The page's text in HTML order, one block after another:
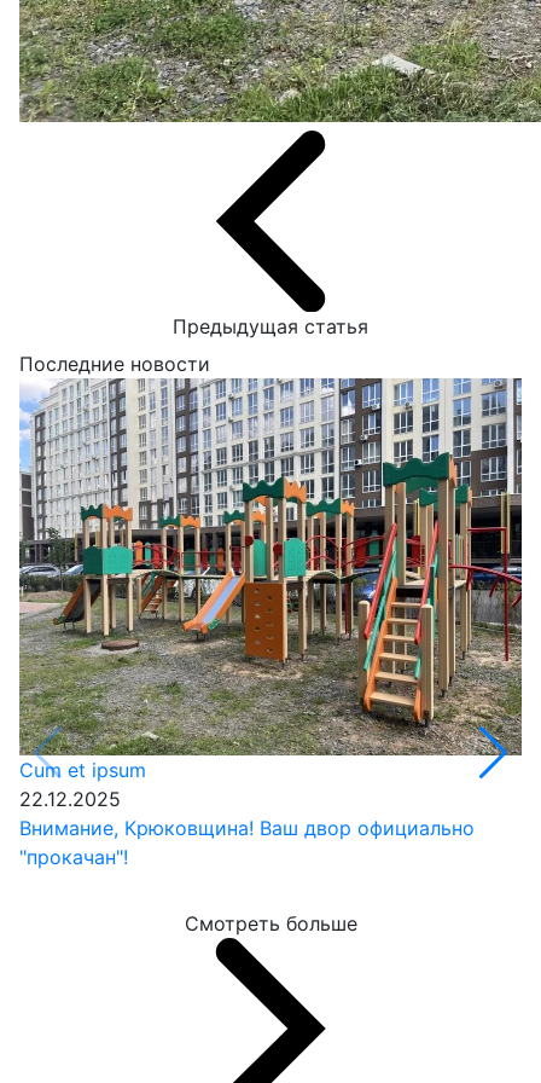
Предыдущая статья
Последние новости
Cum et ipsum
22.12.2025
Внимание, Крюковщина! Ваш двор официально
"прокачан"!
Смотреть больше